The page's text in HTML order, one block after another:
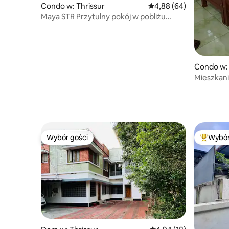
Condo w: Thrissur Średnia ocena: 4,88
4,88 (64)
Maya STR Przytulny pokój w pobliżu
Condo
Wybór gości
Wybór gości